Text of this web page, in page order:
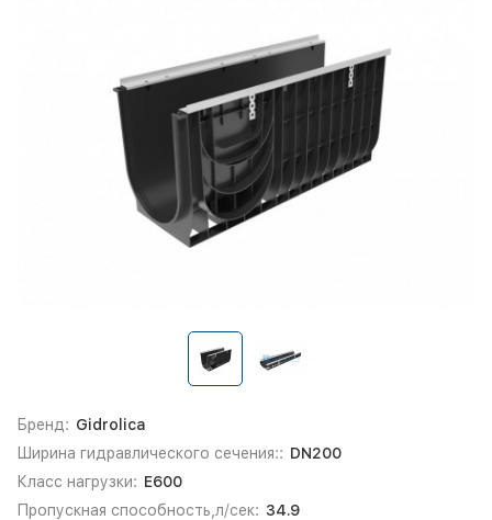
Бренд: Gidrolica
Ширина гидравлического сечения:: DN200
Класс нагрузки: E600
Пропускная способность,л/сек: 34.9